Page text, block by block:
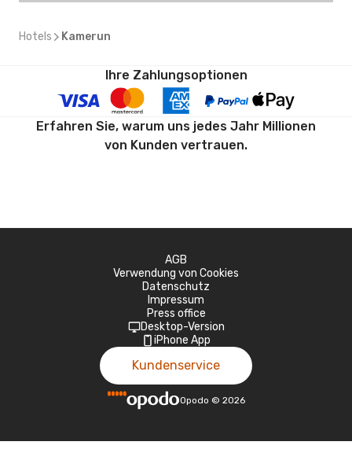
Hotels Kamerun
Ihre Zahlungsoptionen
Erfahren Sie, warum uns jedes Jahr Millionen
von Kunden vertrauen.
AGB
Verwendung von Cookies
Datenschutz
Impressum
Press office
Desktop-Version
iPhone App
Kundenservice
Opodo © 2026